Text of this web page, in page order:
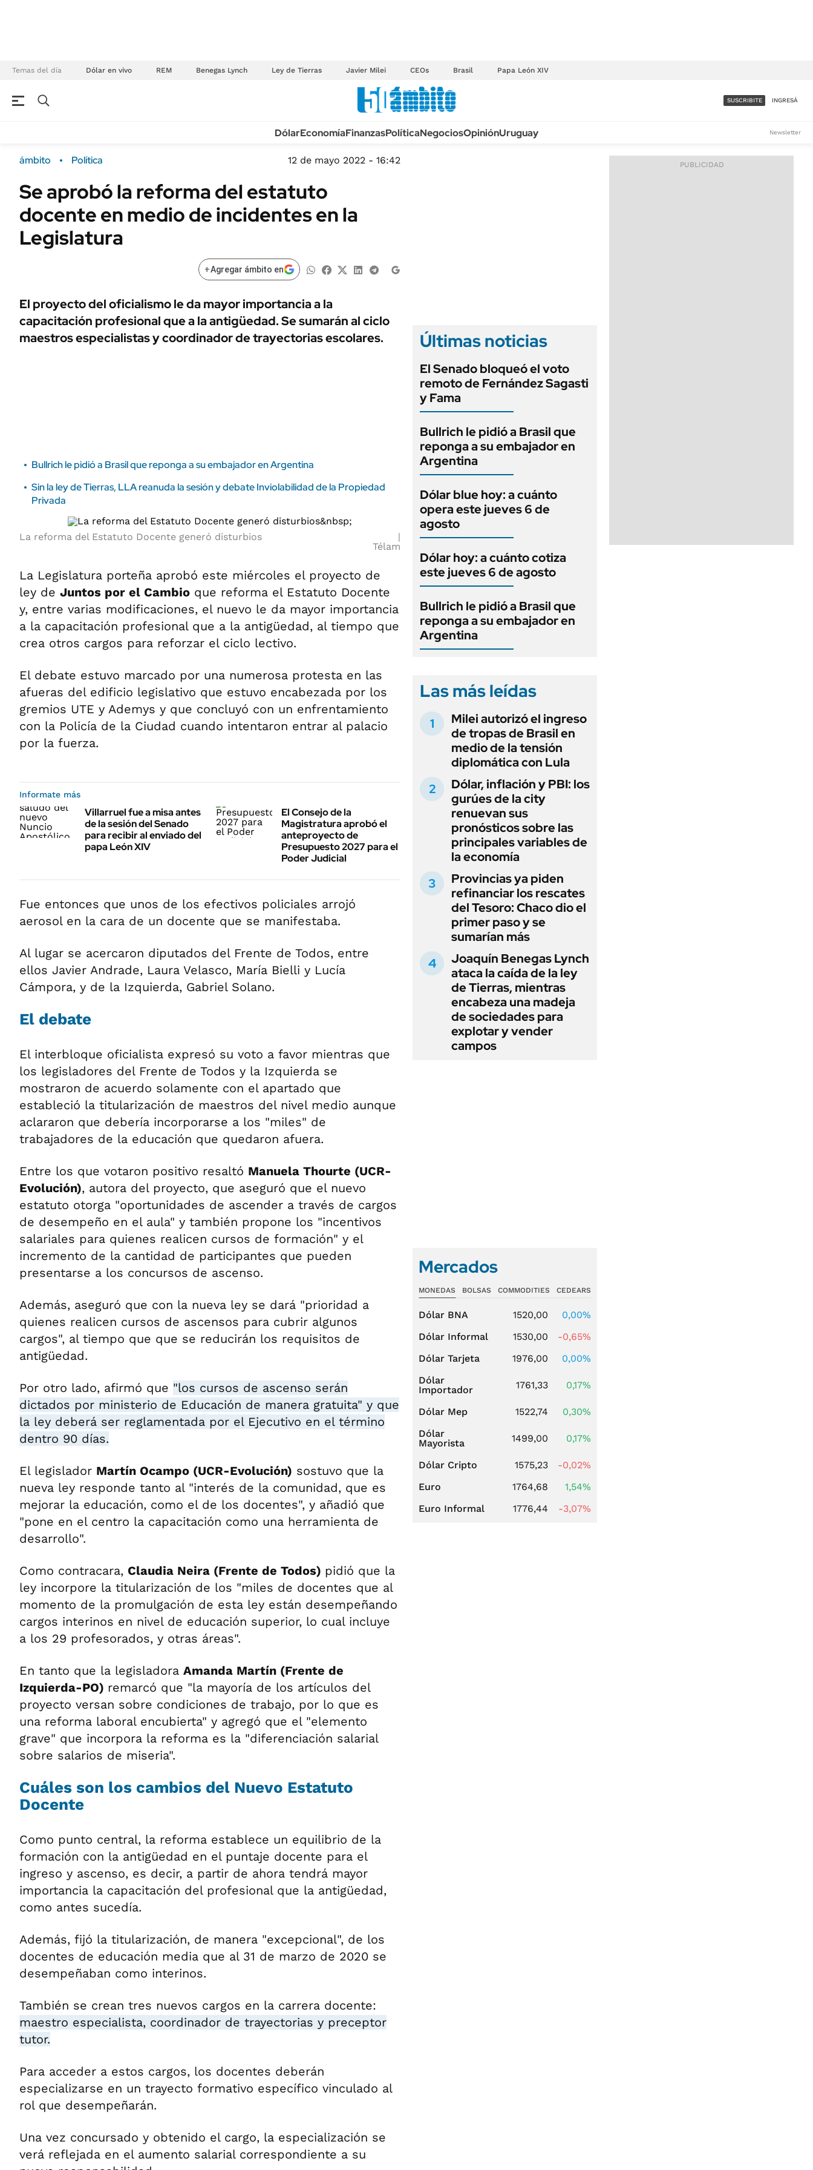
Temas del día Dólar en vivo REM Benegas Lynch Ley de Tierras Javier Milei CEOs Brasil Papa León XIV
Campo
FINANZAS
Dólar
Sustentabilidad
Seguros
URUGUAY
TECNOLOGÍA
MÉXICO
MUNDO
INFORMACIÓN GENERAL
AUTOS
ACCESO FULL - $1.800/MES
SUSCRIBITE INGRESÁ
DólarEconomíaFinanzasPolíticaNegociosOpiniónUruguay Newsletter
ámbito Política 12 de mayo 2022 - 16:42
Se aprobó la reforma del estatuto
docente en medio de incidentes en la
Legislatura
+Agregar ámbito en
El proyecto del oficialismo le da mayor importancia a la
capacitación profesional que a la antigüedad. Se sumarán al ciclo
maestros especialistas y coordinador de trayectorias escolares.
Bullrich le pidió a Brasil que reponga a su embajador en Argentina
Sin la ley de Tierras, LLA reanuda la sesión y debate Inviolabilidad de la Propiedad
Privada
La reforma del Estatuto Docente generó disturbios
Télam
La Legislatura porteña aprobó este miércoles el proyecto de
ley de Juntos por el Cambio que reforma el Estatuto Docente
y, entre varias modificaciones, el nuevo le da mayor importancia
a la capacitación profesional que a la antigüedad, al tiempo que
crea otros cargos para reforzar el ciclo lectivo.
El debate estuvo marcado por una numerosa protesta en las
afueras del edificio legislativo que estuvo encabezada por los
gremios UTE y Ademys y que concluyó con un enfrentamiento
con la Policía de la Ciudad cuando intentaron entrar al palacio
por la fuerza.
Informate más
Villarruel fue a misa antes
de la sesión del Senado
para recibir al enviado del
papa León XIV
El Consejo de la
Magistratura aprobó el
anteproyecto de
Presupuesto 2027 para el
Poder Judicial
Fue entonces que unos de los efectivos policiales arrojó
aerosol en la cara de un docente que se manifestaba.
Al lugar se acercaron diputados del Frente de Todos, entre
ellos Javier Andrade, Laura Velasco, María Bielli y Lucía
Cámpora, y de la Izquierda, Gabriel Solano.
El debate
El interbloque oficialista expresó su voto a favor mientras que
los legisladores del Frente de Todos y la Izquierda se
mostraron de acuerdo solamente con el apartado que
estableció la titularización de maestros del nivel medio aunque
aclararon que debería incorporarse a los "miles" de
trabajadores de la educación que quedaron afuera.
Entre los que votaron positivo resaltó Manuela Thourte (UCR-
Evolución), autora del proyecto, que aseguró que el nuevo
estatuto otorga "oportunidades de ascender a través de cargos
de desempeño en el aula" y también propone los "incentivos
salariales para quienes realicen cursos de formación" y el
incremento de la cantidad de participantes que pueden
presentarse a los concursos de ascenso.
Además, aseguró que con la nueva ley se dará "prioridad a
quienes realicen cursos de ascensos para cubrir algunos
cargos", al tiempo que que se reducirán los requisitos de
antigüedad.
Por otro lado, afirmó que "los cursos de ascenso serán
dictados por ministerio de Educación de manera gratuita" y que
la ley deberá ser reglamentada por el Ejecutivo en el término
dentro 90 días.
El legislador Martín Ocampo (UCR-Evolución) sostuvo que la
nueva ley responde tanto al "interés de la comunidad, que es
mejorar la educación, como el de los docentes", y añadió que
"pone en el centro la capacitación como una herramienta de
desarrollo".
Como contracara, Claudia Neira (Frente de Todos) pidió que la
ley incorpore la titularización de los "miles de docentes que al
momento de la promulgación de esta ley están desempeñando
cargos interinos en nivel de educación superior, lo cual incluye
a los 29 profesorados, y otras áreas".
En tanto que la legisladora Amanda Martín (Frente de
Izquierda-PO) remarcó que "la mayoría de los artículos del
proyecto versan sobre condiciones de trabajo, por lo que es
una reforma laboral encubierta" y agregó que el "elemento
grave" que incorpora la reforma es la "diferenciación salarial
sobre salarios de miseria".
Cuáles son los cambios del Nuevo Estatuto
Docente
Como punto central, la reforma establece un equilibrio de la
formación con la antigüedad en el puntaje docente para el
ingreso y ascenso, es decir, a partir de ahora tendrá mayor
importancia la capacitación del profesional que la antigüedad,
como antes sucedía.
Además, fijó la titularización, de manera "excepcional", de los
docentes de educación media que al 31 de marzo de 2020 se
desempeñaban como interinos.
También se crean tres nuevos cargos en la carrera docente:
maestro especialista, coordinador de trayectorias y preceptor
tutor.
Para acceder a estos cargos, los docentes deberán
especializarse en un trayecto formativo específico vinculado al
rol que desempeñarán.
Una vez concursado y obtenido el cargo, la especialización se
verá reflejada en el aumento salarial correspondiente a su
Últimas noticias
El Senado bloqueó el voto
remoto de Fernández Sagasti
y Fama
Bullrich le pidió a Brasil que
reponga a su embajador en
Argentina
Dólar blue hoy: a cuánto
opera este jueves 6 de
agosto
Dólar hoy: a cuánto cotiza
este jueves 6 de agosto
Bullrich le pidió a Brasil que
reponga a su embajador en
Argentina
Las más leídas
Milei autorizó el ingreso
de tropas de Brasil en
medio de la tensión
diplomática con Lula
Dólar, inflación y PBI: los
gurúes de la city
renuevan sus
pronósticos sobre las
principales variables de
la economía
Provincias ya piden
refinanciar los rescates
del Tesoro: Chaco dio el
primer paso y se
sumarían más
Joaquín Benegas Lynch
ataca la caída de la ley
de Tierras, mientras
encabeza una madeja
de sociedades para
explotar y vender
campos
Mercados
MONEDAS BOLSAS COMMODITIES CEDEARS
Dólar BNA 1520,00
0,00%
Dólar Informal
1530,00
-0,65%
Dólar Tarjeta
1976,00
0,00%
Dólar
Importador
1761,33 0,17%
Dólar Mep 1522,74
0,30%
Dólar
Mayorista
1499,00 0,17%
Dólar Cripto 1575,23
-0,02%
Euro
1764,68
1,54%
Euro Informal
1776,44 -3,07%